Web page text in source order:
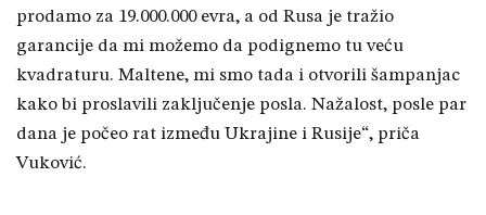
prodamo za 19.000.000 evra, a od Rusa je tražio
garancije da mi možemo da podignemo tu veću
kvadraturu. Maltene, mi smo tada i otvorili šampanjac
kako bi proslavili zaključenje posla. Nažalost, posle par
dana je počeo rat između Ukrajine i Rusije“, priča
Vuković.